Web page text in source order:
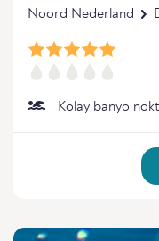
Noord Nederland
Kolay banyo